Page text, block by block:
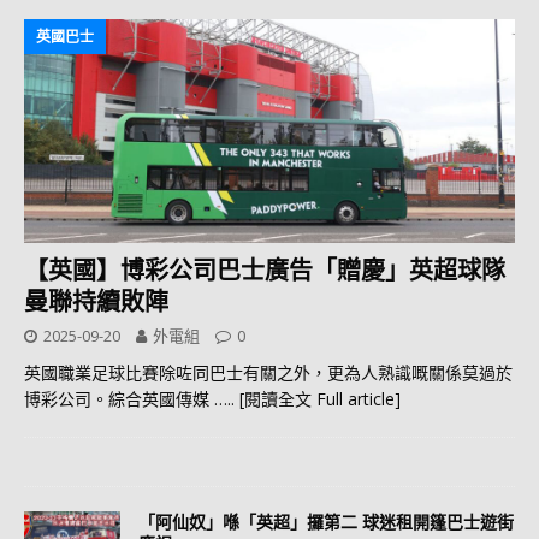
英國巴士
【英國】博彩公司巴士廣告「贈慶」英超球隊
曼聯持續敗陣
2025-09-20 外電組 0
英國職業足球比賽除咗同巴士有關之外，更為人熟識嘅關係莫過於
博彩公司。綜合英國傳媒 ….. [閱讀全文 Full article]
「阿仙奴」喺「英超」攞第二 球迷租開篷巴士遊街